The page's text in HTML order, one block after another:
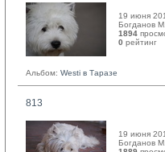
19 июня
Богданов
1894
0 рейтинг
Альбом: Westi в Таразе
813
19 июня
Богданов